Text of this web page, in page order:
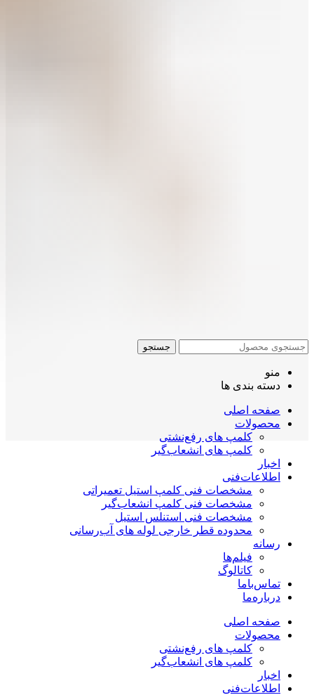
جستجو
منو
دسته بندی ها
صفحه اصلی
محصولات
کلمپ های رفع‌نشتی
کلمپ های انشعاب‌گیر
اخبار
اطلاعات‌فنی
مشخصات فنی کلمپ استیل تعمیراتی
مشخصات فنی کلمپ انشعاب‌گیر
مشخصات فنی استنلس استیل
محدوده قطر خارجی لوله های آب‌رسانی
رسانه
فیلم‌ها
کاتالوگ
تماس‌با‌ما
درباره‌ما
صفحه اصلی
محصولات
کلمپ های رفع‌نشتی
کلمپ های انشعاب‌گیر
اخبار
اطلاعات‌فنی